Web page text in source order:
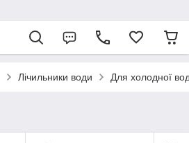
Лічильники води Для холодної